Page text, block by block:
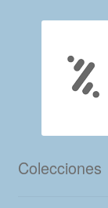
Colecciones